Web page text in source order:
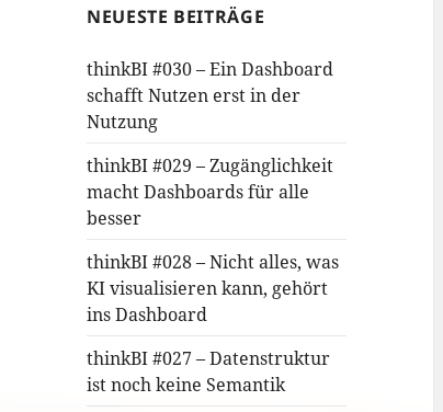
NEUESTE BEITRÄGE
thinkBI #030 – Ein Dashboard
schafft Nutzen erst in der
Nutzung
thinkBI #029 – Zugänglichkeit
macht Dashboards für alle
besser
thinkBI #028 – Nicht alles, was
KI visualisieren kann, gehört
ins Dashboard
thinkBI #027 – Datenstruktur
ist noch keine Semantik